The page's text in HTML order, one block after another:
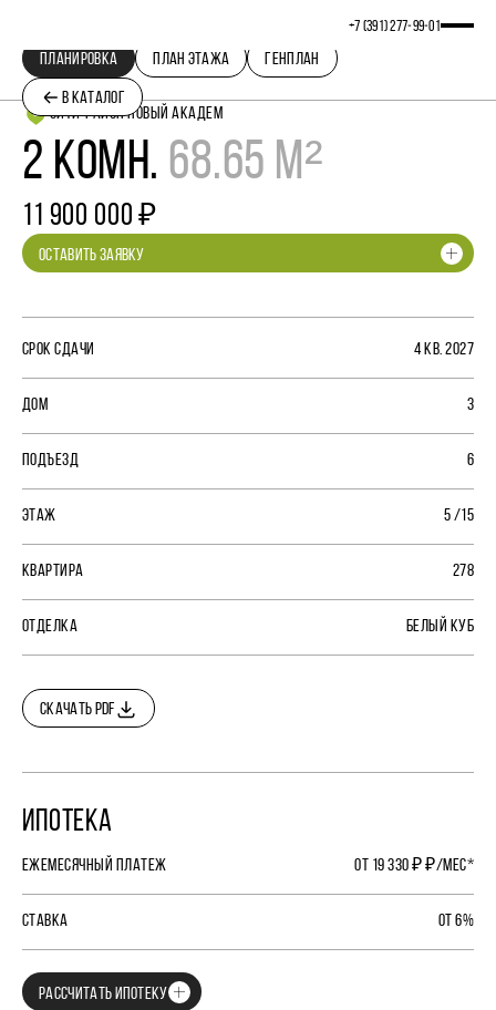
+7 (391) 277‒99‒01
В КАТАЛОГ
ПЛАНИРОВКА ПЛАН ЭТАЖА ГЕНПЛАН
СИТИ-РАЙОН НОВЫЙ АКАДЕМ
2 КОМН. 68.65 М²
11 900 000 ₽
ОСТАВИТЬ ЗАЯВКУ
СРОК СДАЧИ 4 КВ. 2027
ДОМ 3
ПОДЪЕЗД 6
ЭТАЖ 5 /15
КВАРТИРА 278
ОТДЕЛКА БЕЛЫЙ КУБ
СКАЧАТЬ PDF
ИПОТЕКА
ЕЖЕМЕСЯЧНЫЙ ПЛАТЕЖ ОТ 19 330 ₽ ₽/МЕС*
СТАВКА ОТ 6%
РАССЧИТАТЬ ИПОТЕКУ